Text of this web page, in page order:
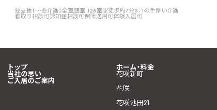
要支援1〜要介護5全室個室 128室駅徒歩約7分3：1の手厚い介護
看取り相談可認知症相談可保険適用可体験入居可
トップ
当社の思い
ご入居のご案内
ホーム・料金
花咲新町
花咲
花咲池田21